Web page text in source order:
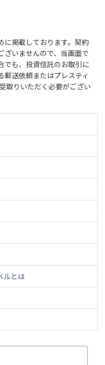
に掲載しております。契約
ざいませんので、当画面で
でも、投資信託のお取引に
送依頼またはプレスティ
取りいただく必要がござい
ルとは